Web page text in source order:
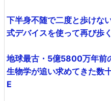
下半身不随で二度と歩けな
式デバイスを使って再び歩
地球最古・5億5800万年前
生物学が追い求めてきた数
E